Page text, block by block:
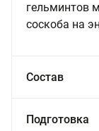
гельминтов
соскоба на
Состав
Подготовка